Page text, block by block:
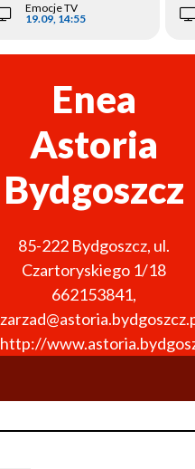
Emocje TV
19.09, 14:55
Enea
Astoria
Bydgoszcz
85-222 Bydgoszcz, ul.
Czartoryskiego 1/18
662153841,
http://